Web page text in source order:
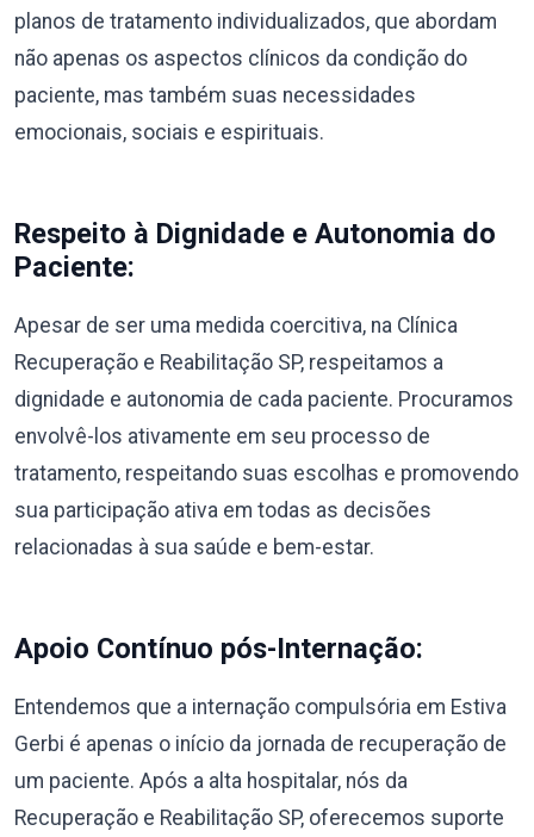
planos de tratamento individualizados, que abordam
não apenas os aspectos clínicos da condição do
paciente, mas também suas necessidades
emocionais, sociais e espirituais.
Respeito à Dignidade e Autonomia do
Paciente:
Apesar de ser uma medida coercitiva, na Clínica
Recuperação e Reabilitação SP, respeitamos a
dignidade e autonomia de cada paciente. Procuramos
envolvê-los ativamente em seu processo de
tratamento, respeitando suas escolhas e promovendo
sua participação ativa em todas as decisões
relacionadas à sua saúde e bem-estar.
Apoio Contínuo pós-Internação:
Entendemos que a internação compulsória em Estiva
Gerbi é apenas o início da jornada de recuperação de
um paciente. Após a alta hospitalar, nós da
Recuperação e Reabilitação SP, oferecemos suporte